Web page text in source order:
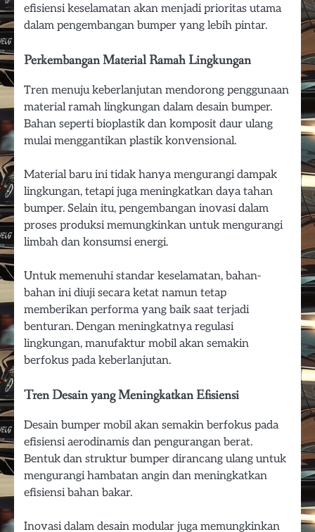
efisiensi keselamatan akan menjadi prioritas utama
dalam pengembangan bumper yang lebih pintar.
Perkembangan Material Ramah Lingkungan
Tren menuju keberlanjutan mendorong penggunaan
material ramah lingkungan dalam desain bumper.
Bahan seperti bioplastik dan komposit daur ulang
mulai menggantikan plastik konvensional.
Material baru ini tidak hanya mengurangi dampak
lingkungan, tetapi juga meningkatkan daya tahan
bumper. Selain itu, pengembangan inovasi dalam
proses produksi memungkinkan untuk mengurangi
limbah dan konsumsi energi.
Untuk memenuhi standar keselamatan, bahan-
bahan ini diuji secara ketat namun tetap
memberikan performa yang baik saat terjadi
benturan. Dengan meningkatnya regulasi
lingkungan, manufaktur mobil akan semakin
berfokus pada keberlanjutan.
Tren Desain yang Meningkatkan Efisiensi
Desain bumper mobil akan semakin berfokus pada
efisiensi aerodinamis dan pengurangan berat.
Bentuk dan struktur bumper dirancang ulang untuk
mengurangi hambatan angin dan meningkatkan
efisiensi bahan bakar.
Inovasi dalam desain modular juga memungkinkan